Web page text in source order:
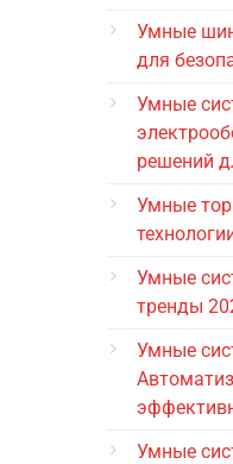
Умные
для
Умные
решений
Умные
Умные
тренды
Умные
Умные